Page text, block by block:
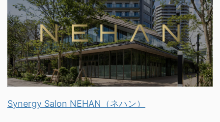
Synergy Salon NEHAN（ネハン）